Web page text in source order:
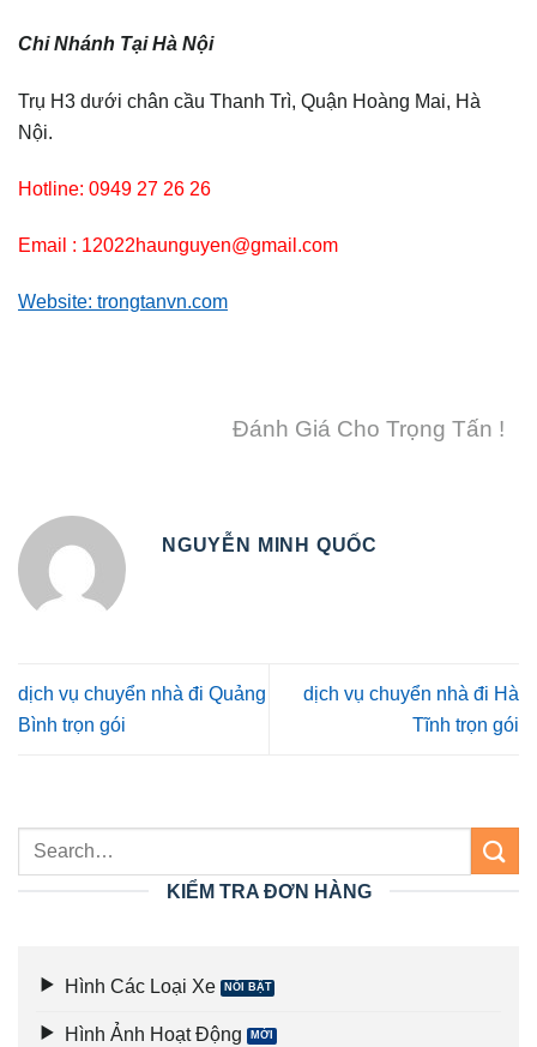
Chi Nhánh Tại Hà Nội
Trụ H3 dưới chân cầu Thanh Trì, Quận Hoàng Mai, Hà
Nội.
Hotline: 0949 27 26 26
Email : 12022haunguyen@gmail.com
Website: trongtanvn.com
Đánh Giá Cho Trọng Tấn !
NGUYỄN MINH QUỐC
dịch vụ chuyển nhà đi Quảng
Bình trọn gói
dịch vụ chuyển nhà đi Hà
Tĩnh trọn gói
KIỂM TRA ĐƠN HÀNG
Hình Các Loại Xe
Hình Ảnh Hoạt Động